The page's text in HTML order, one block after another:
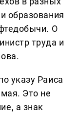
образования
О
труда и
указу Раиса
Это не
а знак